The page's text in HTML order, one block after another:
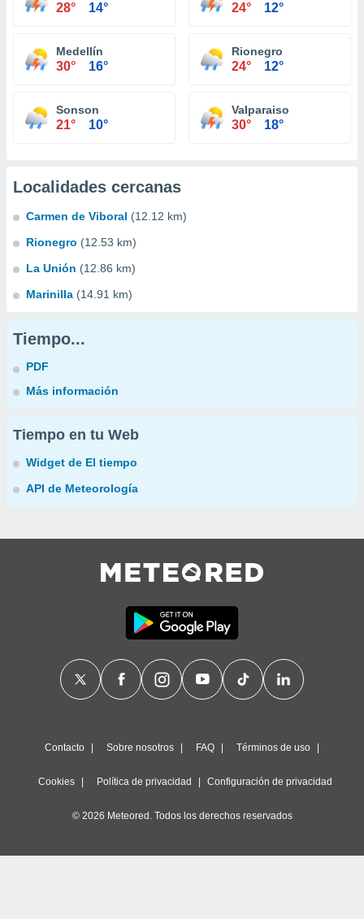
28° 14° 24° 12°
Medellín
30° 16°
Rionegro
24° 12°
Sonson
21° 10°
Valparaiso
30° 18°
Localidades cercanas
Carmen de Viboral (12.12 km)
Rionegro (12.53 km)
La Unión (12.86 km)
Marinilla (14.91 km)
Tiempo...
PDF
Más información
Tiempo en tu Web
Widget de El tiempo
API de Meteorología
Contacto Sobre nosotros FAQ Términos de uso
Cookies Política de privacidad Configuración de privacidad
© 2026 Meteored. Todos los derechos reservados